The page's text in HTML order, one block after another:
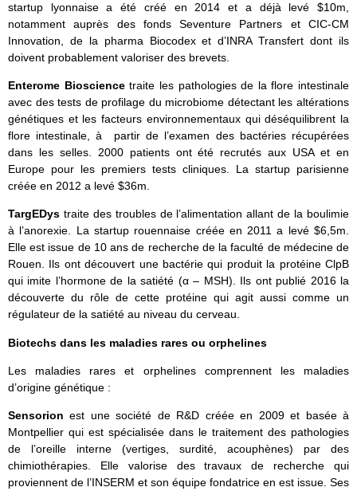
startup lyonnaise a été créé en 2014 et a déjà levé $10m,
notamment auprès des fonds Seventure Partners et CIC-CM
Innovation, de la pharma Biocodex et d’INRA Transfert dont ils
doivent probablement valoriser des brevets.
Enterome Biosciencetraite les pathologies de la flore intestinale
avec des tests de profilage du microbiome détectant les altérations
génétiques et les facteurs environnementaux qui déséquilibrent la
flore intestinale, à partir de l’examen des bactéries récupérées
dans les selles. 2000 patients ont été recrutés aux USA et en
Europe pour les premiers tests cliniques. La startup parisienne
créée en 2012 a levé $36m.
TargEDys traite des troubles de l’alimentation allant de la boulimie
à l’anorexie. La startup rouennaise créée en 2011 a levé $6,5m.
Elle est issue de 10 ans de recherche de la faculté de médecine de
Rouen. Ils ont découvert une bactérie qui produit la protéine ClpB
qui imite l’hormone de la satiété (α – MSH). Ils ont publié 2016 la
découverte du rôle de cette protéine qui agit aussi comme un
régulateur de la satiété au niveau du cerveau.
Biotechs dans les maladies rares ou orphelines
Les maladies rares et orphelines comprennent les maladies
d’origine génétique :
Sensorion est une société de R&D créée en 2009 et basée à
Montpellier qui est spécialisée dans le traitement des pathologies
de l’oreille interne (vertiges, surdité, acouphènes) par des
chimiothérapies. Elle valorise des travaux de recherche qui
proviennent de l’INSERM et son équipe fondatrice en est issue. Ses